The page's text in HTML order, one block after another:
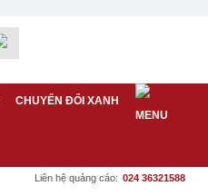
CHUYỂN ĐỔI XANH
Liên hệ quảng cáo: 024 36321588